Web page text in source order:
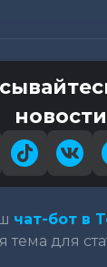
чат-бот в
тема для